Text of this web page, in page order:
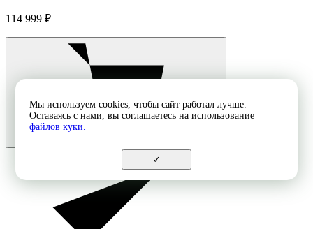
114 999 ₽
Мы используем cookies, чтобы сайт работал лучше.
Оставаясь с нами, вы соглашаетесь на использование
файлов куки.
✓